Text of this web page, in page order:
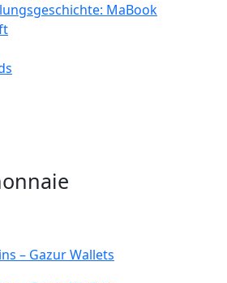
MaBook